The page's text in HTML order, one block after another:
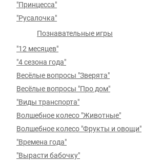
"Принцесса"
"Русалочка"
Познавательные игры
"12 месяцев"
"4 сезона года"
Весёлые вопросы "Зверята"
Весёлые вопросы "Про дом"
"Виды транспорта"
Волшебное колесо "Животные"
Волшебное колесо "Фрукты и овощи"
"Времена года"
"Вырасти бабочку"